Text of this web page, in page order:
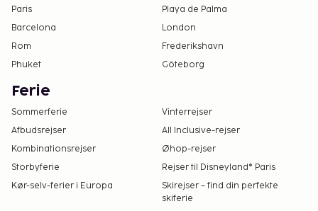
Paris
Playa de Palma
Barcelona
London
Rom
Frederikshavn
Phuket
Göteborg
Ferie
Sommerferie
Vinterrejser
Afbudsrejser
All Inclusive-rejser
Kombinationsrejser
Øhop-rejser
Storbyferie
Rejser til Disneyland® Paris
Kør-selv-ferier i Europa
Skirejser – find din perfekte
skiferie